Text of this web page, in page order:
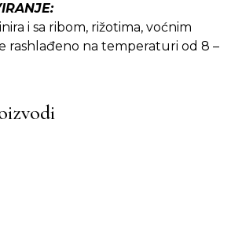
i sa ribom, rižotima, voćnim
rashlađeno na temperaturi od 8 –